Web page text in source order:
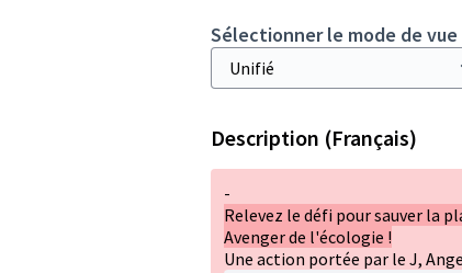
Sélectionner le mode de vue
Description (Français)
-
Relevez le défi pour sauver la
Avenger de l'écologie !
Une action portée par le J,